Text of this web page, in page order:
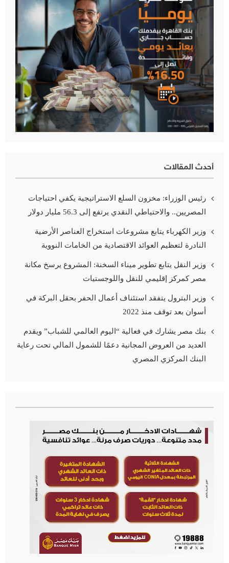
أحدث المقالات
رئيس الوزراء: مخزون السلع الاستراتيجية يكفي احتياجات
المصريين.. والاحتياطي النقدي يرتفع إلى 56.3 مليار دولار
وزير الكهرباء يتابع مشروعات استخراج العناصر الأرضية
النادرة لتعظيم العوائد الاقتصادية من الخامات النووية
وزير النقل يتابع تطوير ميناء السخنة: المشروع يرسخ مكانة
مصر كمركز إقليمي للنقل واللوجستيات
وزير البترول يتفقد استئناف أعمال الحفر بحقل البركة في
أسوان بعد توقف منذ 2022
بنك مصر يشارك في فعالية “اليوم العالمي للشباب” ويقدم
العديد من العروض المجانية دعمًا للشمول المالي تحت رعاية
البنك المركزي المصري